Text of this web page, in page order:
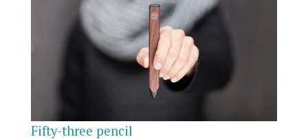
Fifty-three pencil